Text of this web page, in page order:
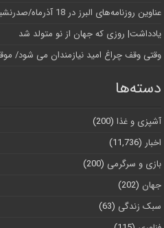
عناوین روزنامه‌های البرز در ‌18 آذرماه/صدرنشینی در ارائه خدمات زایمان بی‌درد
یادداشت| روزی که جهان از نو متولد شد
وقتی وقف چراغ امید نیازمندان می شود/
دسته‌ها
آشپزی و غذا (200)
اخبار (11,736)
بازی و سرگرمی (200)
جهان (202)
سبک زندگی (63)